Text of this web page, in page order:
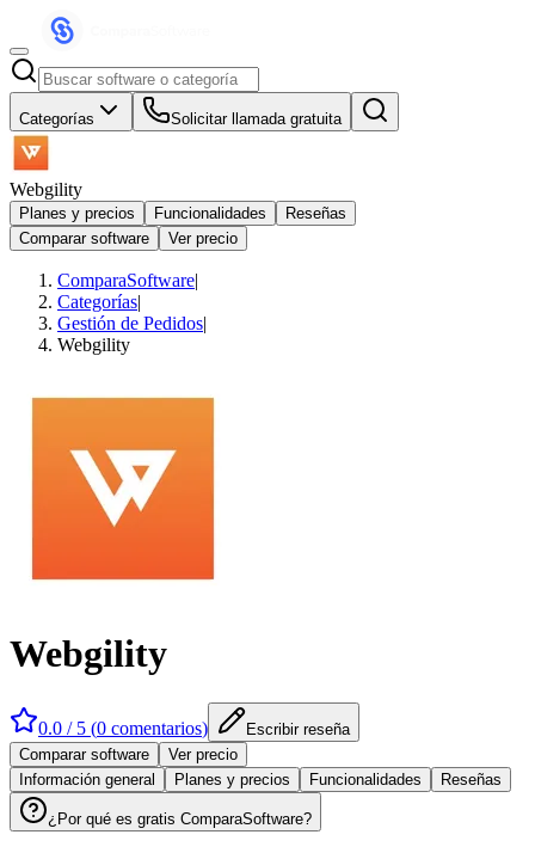
Categorías Solicitar llamada gratuita
Webgility
Planes y precios Funcionalidades
Reseñas
Comparar software
Ver precio
ComparaSoftware|
Categorías|
Gestión de Pedidos|
Webgility
Webgility
0.0 / 5 (0 comentarios)
Escribir reseña
Comparar software
Ver precio
Información general
Planes y precios Funcionalidades Reseñas
¿Por qué es gratis ComparaSoftware?